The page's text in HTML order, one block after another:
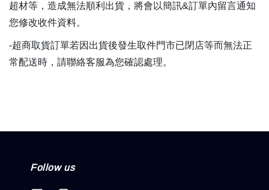
超材等，造成無法順利出貨，將會以簡訊&訂單內留言通知
您修改收件資料。
-超商取貨訂單若因出貨後發生取件門市已閉店等而無法正
常配送時，請聯絡客服為您確認處理。
Follow us